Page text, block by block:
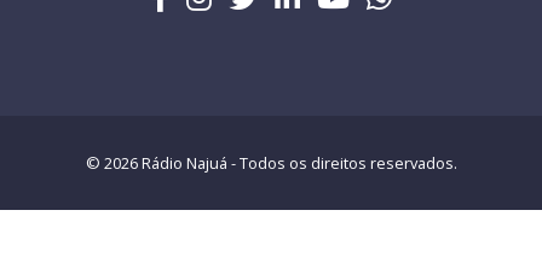
© 2026 Rádio Najuá - Todos os direitos reservados.